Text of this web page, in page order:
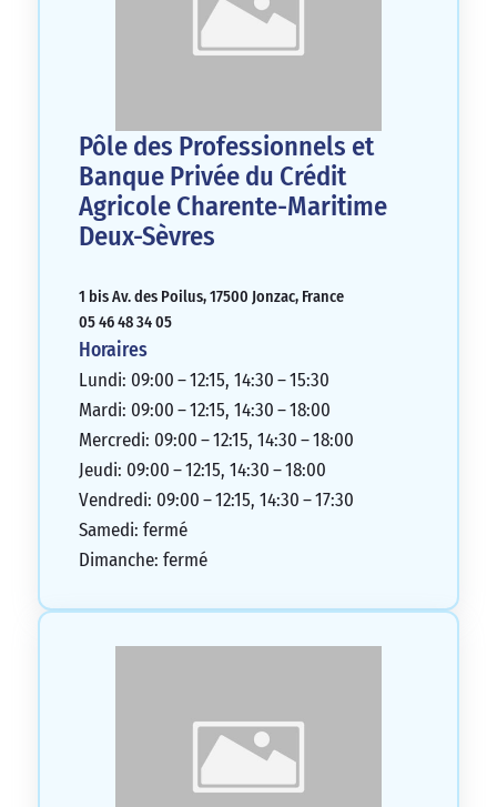
Pôle des Professionnels et
Banque Privée du Crédit
Agricole Charente-Maritime
Deux-Sèvres
1 bis Av. des Poilus, 17500 Jonzac, France
05 46 48 34 05
Horaires
Lundi: 09:00 – 12:15, 14:30 – 15:30
Mardi: 09:00 – 12:15, 14:30 – 18:00
Mercredi: 09:00 – 12:15, 14:30 – 18:00
Jeudi: 09:00 – 12:15, 14:30 – 18:00
Vendredi: 09:00 – 12:15, 14:30 – 17:30
Samedi: fermé
Dimanche: fermé